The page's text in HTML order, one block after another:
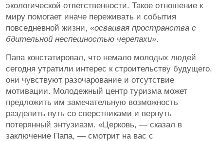
экологической ответственности. Такое отношение к
миру помогает иначе переживать и события
повседневной жизни, «осваивая пространства с
бдительной неспешностью черепахи».
Папа констатировал, что немало молодых людей
сегодня утратили интерес к строительству будущего,
они чувствуют разочарование и отсутствие
мотивации. Молодежный центр туризма может
предложить им замечательную возможность
разделить путь со сверстниками и вернуть
потерянный энтузиазм. «Церковь, — сказал в
заключение Папа, — смотрит на вас с